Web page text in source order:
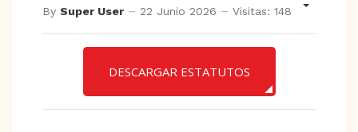
By Super User 22 Junio 2026 Visitas: 148
DESCARGAR ESTATUTOS